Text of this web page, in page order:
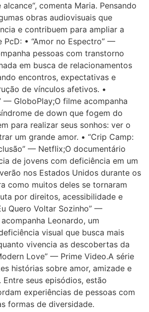
comenta Maria. Pensando
obras audiovisuais que
e contribuem para ampliar a
PcD: • “Amor no Espectro” —
pessoas com transtorno
em busca de relacionamentos
encontros, expectativas e
de vínculos afetivos. •
— GloboPlay;O filme acompanha
de down que fogem do
para realizar seus sonhos: ver o
um grande amor. • “Crip Camp:
— Netflix;O documentário
de jovens com deficiência em um
nos Estados Unidos durante os
como muitos deles se tornaram
por direitos, acessibilidade e
Quero Voltar Sozinho” —
Leonardo, um
visual que busca mais
vivencia as descobertas da
Love” — Prime Video.A série
histórias sobre amor, amizade e
Entre seus episódios, estão
experiências de pessoas com
formas de diversidade.